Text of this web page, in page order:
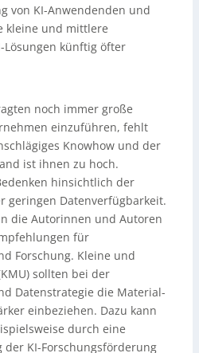
von KI-Anwendenden und
kleine und mittlere
Lösungen künftig öfter
noch immer große
einzuführen, fehlt
Knowhow und der
ist ihnen zu hoch.
hinsichtlich der
geringen Datenverfügbarkeit.
die Autorinnen und Autoren
für
Forschung. Kleine und
sollten bei der
Datenstrategie die Material-
einbeziehen. Dazu kann
durch eine
KI-Forschungsförderung